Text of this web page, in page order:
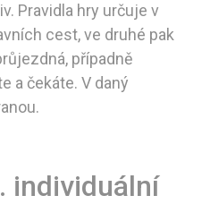
Pravidla hry určuje v
cest, ve druhé pak
případně
a čekáte. V daný
individuální